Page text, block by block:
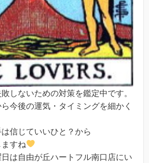
しないための対策を鑑定中です。
今後の運気・タイミングを細かく
信じていいひと？から
すね
は自由が丘ハートフル南口店にい